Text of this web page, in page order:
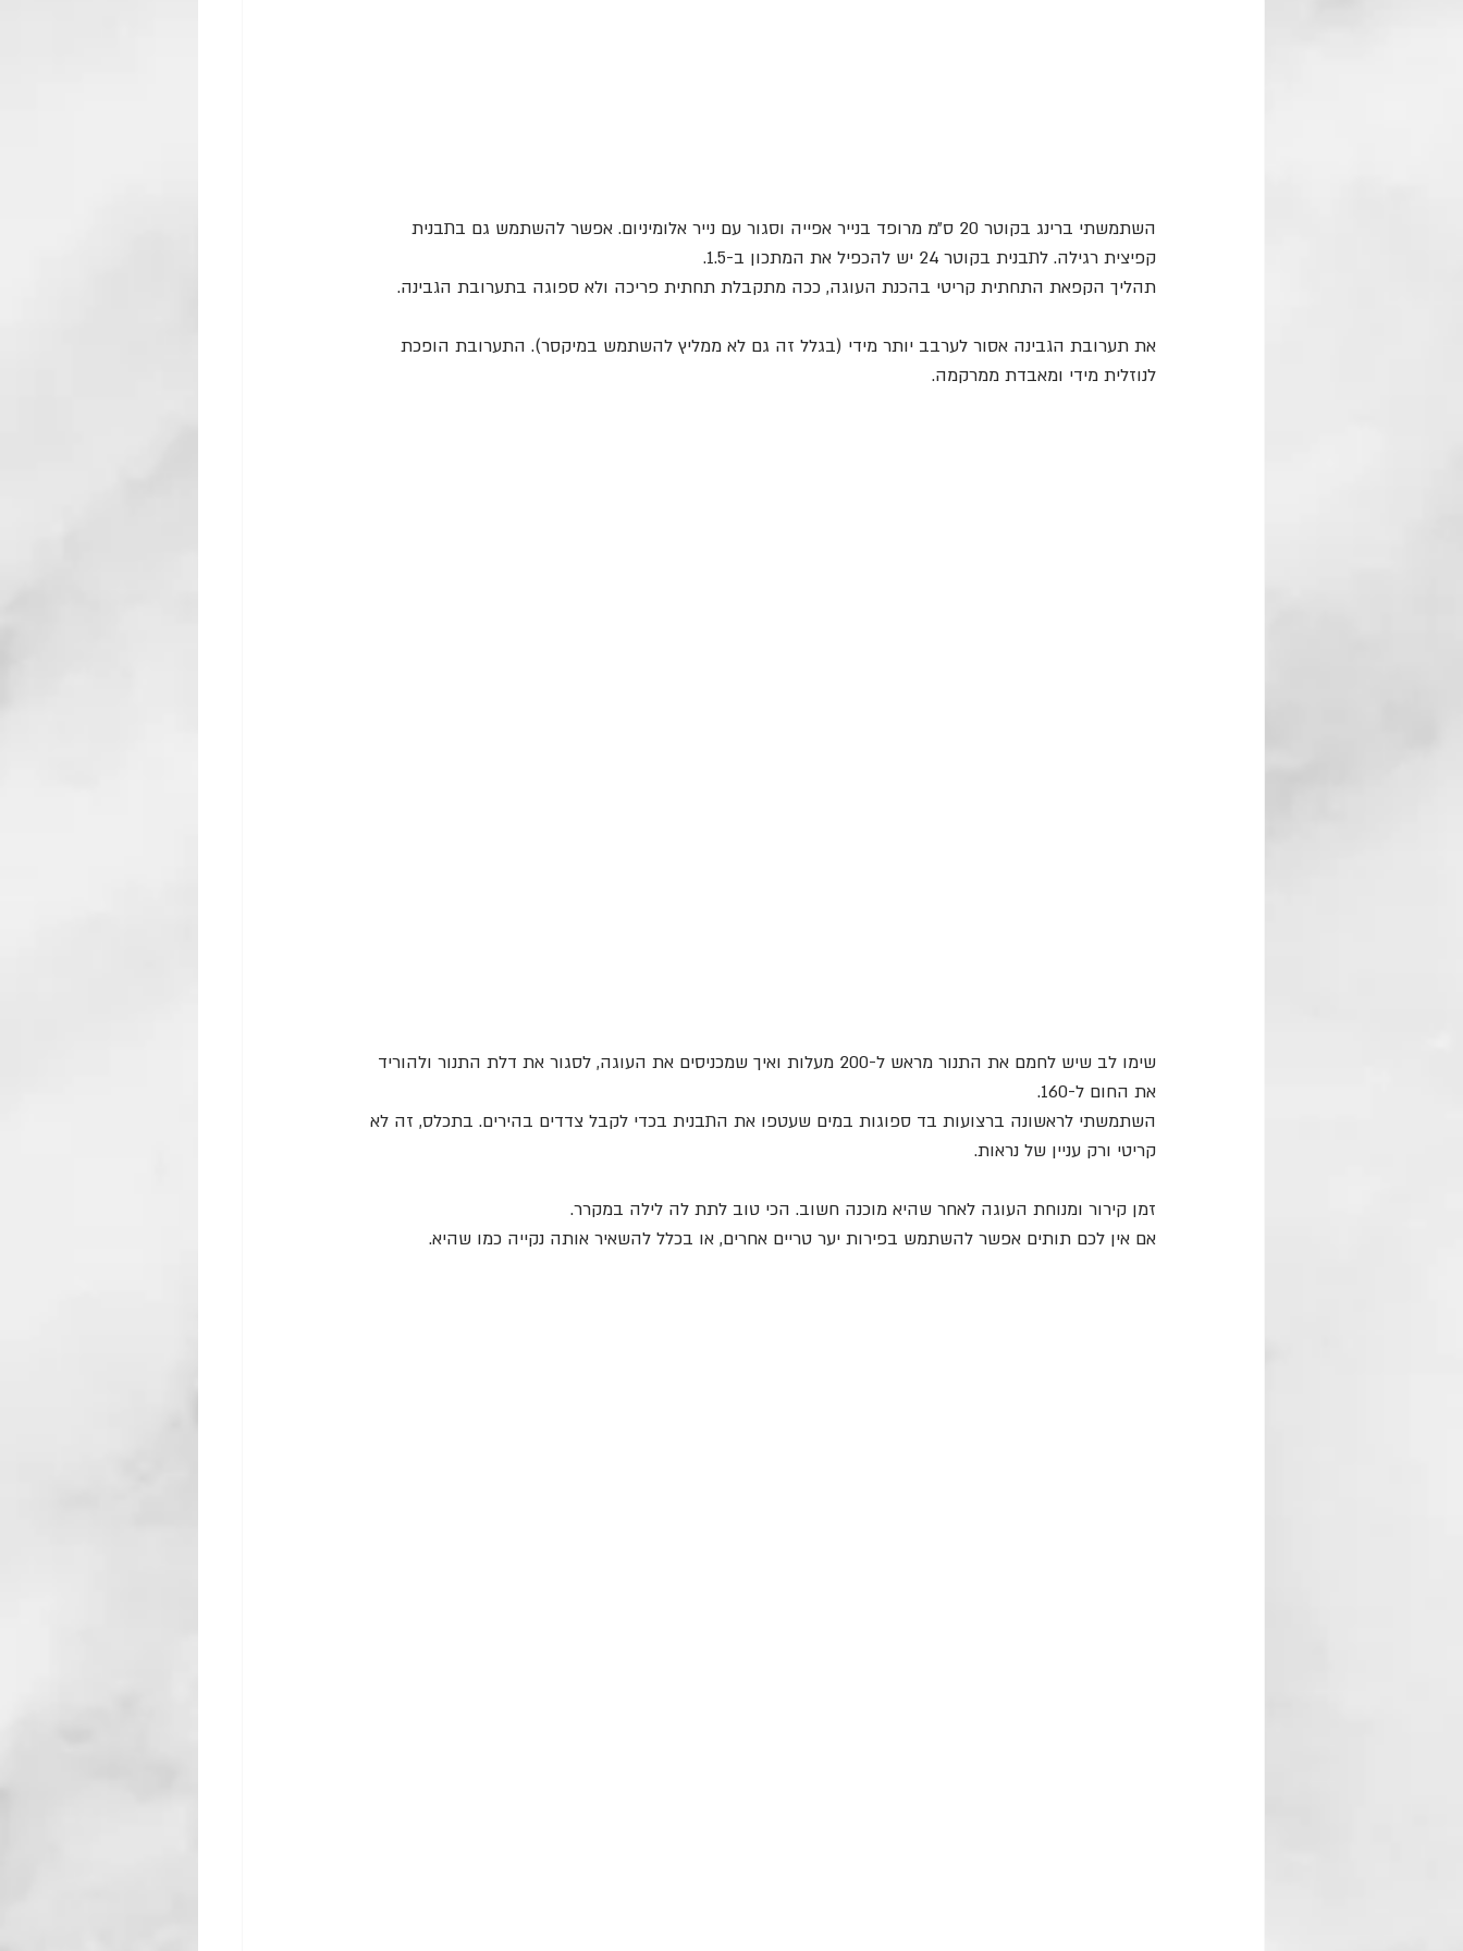
השתמשתי ברינג בקוטר 20 ס״מ מרופד בנייר אפייה וסגור עם נייר אלומיניום. אפשר להשתמש גם בתבנית
קפיצית רגילה. לתבנית בקוטר 24 יש להכפיל את המתכון ב-1.5.
תהליך הקפאת התחתית קריטי בהכנת העוגה, ככה מתקבלת תחתית פריכה ולא ספוגה בתערובת הגבינה.
את תערובת הגבינה אסור לערבב יותר מידי (בגלל זה גם לא ממליץ להשתמש במיקסר). התערובת הופכת
לנוזלית מידי ומאבדת ממרקמה.
שימו לב שיש לחמם את התנור מראש ל-200 מעלות ואיך שמכניסים את העוגה, לסגור את דלת התנור ולהוריד
את החום ל-160.
השתמשתי לראשונה ברצועות בד ספוגות במים שעטפו את התבנית בכדי לקבל צדדים בהירים. בתכלס, זה לא
קריטי ורק עניין של נראות.
זמן קירור ומנוחת העוגה לאחר שהיא מוכנה חשוב. הכי טוב לתת לה לילה במקרר.
אם אין לכם תותים אפשר להשתמש בפירות יער טריים אחרים, או בכלל להשאיר אותה נקייה כמו שהיא.